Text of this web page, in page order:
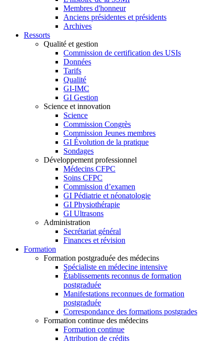
Membres d'honneur
Anciens présidentes et présidents
Archives
Ressorts
Qualité et gestion
Commission de certification des USIs
Données
Tarifs
Qualité
GI-IMC
GI Gestion
Science et innovation
Science
Commission Congrès
Commission Jeunes membres
GI Évolution de la pratique
Sondages
Développement professionnel
Médecins CFPC
Soins CFPC
Commission d’examen
GI Pédiatrie et néonatologie
GI Physiothérapie
GI Ultrasons
Administration
Secrétariat général
Finances et révision
Formation
Formation postgraduée des médecins
Spécialiste en médecine intensive
Établissements reconnus de formation
postgraduée
Manifestations reconnues de formation
postgraduée
Correspondance des formations postgrades
Formation continue des médecins
Formation continue
Attribution de crédits